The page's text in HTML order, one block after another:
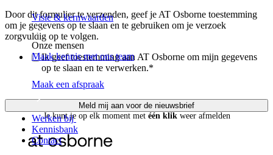
Visie & kernwaarden
Onze mensen
Maak kennis met ons team
Maak een afspraak
Werken bij
Kennisbank
Contact
Door dit formulier te verzenden, geef je AT Osborne toestemming
om je gegevens op te slaan en te gebruiken om je verzoek
zorgvuldig op te volgen.
Ik geef toestemming aan AT Osborne om mijn gegevens
op te slaan en te verwerken.*
Je kunt je op elk moment met één klikweer afmelden